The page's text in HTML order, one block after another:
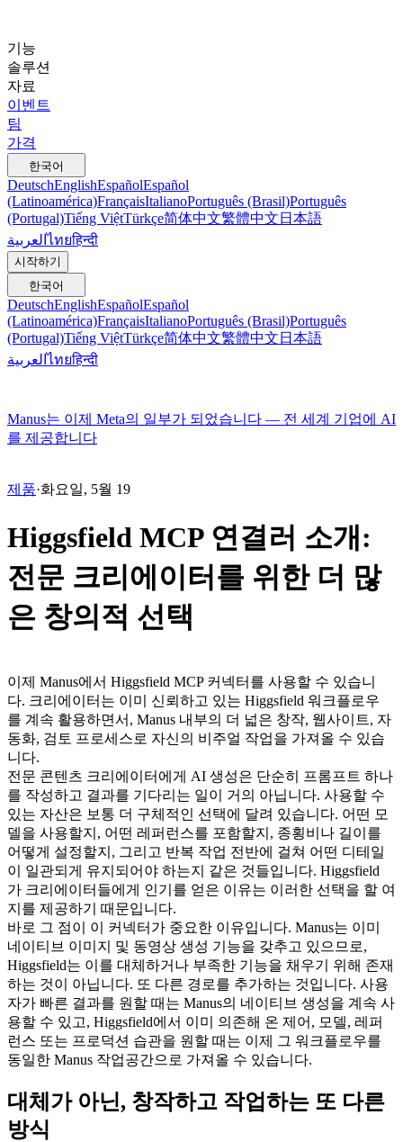
기능
솔루션
자료
이벤트
팀
가격
한국어
DeutschEnglishEspañolEspañol
(Latinoamérica)FrançaisItalianoPortuguês (Brasil)Português
(Portugal)Tiếng ViệtTürkçe简体中文繁體中文 日本語
العربيةไทยहिन्दी
시작하기
한국어
DeutschEnglishEspañolEspañol
(Latinoamérica)FrançaisItalianoPortuguês (Brasil)Português
(Portugal)Tiếng ViệtTürkçe简体中文繁體中文 日本語
العربيةไทยहिन्दी
Manus는 이제 Meta의 일부가 되었습니다 — 전 세계 기업에 AI
를 제공합니다
제품·화요일, 5월 19
Higgsfield MCP 연결러 소개:
전문 크리에이터를 위한 더 많
은 창의적 선택
이제 Manus에서 Higgsfield MCP 커넥터를 사용할 수 있습니
다. 크리에이터는 이미 신뢰하고 있는 Higgsfield 워크플로우
를 계속 활용하면서, Manus 내부의 더 넓은 창작, 웹사이트, 자
동화, 검토 프로세스로 자신의 비주얼 작업을 가져올 수 있습
니다.
전문 콘텐츠 크리에이터에게 AI 생성은 단순히 프롬프트 하나
를 작성하고 결과를 기다리는 일이 거의 아닙니다. 사용할 수
있는 자산은 보통 더 구체적인 선택에 달려 있습니다. 어떤 모
델을 사용할지, 어떤 레퍼런스를 포함할지, 종횡비나 길이를
어떻게 설정할지, 그리고 반복 작업 전반에 걸쳐 어떤 디테일
이 일관되게 유지되어야 하는지 같은 것들입니다. Higgsfield
가 크리에이터들에게 인기를 얻은 이유는 이러한 선택을 할 여
지를 제공하기 때문입니다.
바로 그 점이 이 커넥터가 중요한 이유입니다. Manus는 이미
네이티브 이미지 및 동영상 생성 기능을 갖추고 있으므로,
Higgsfield는 이를 대체하거나 부족한 기능을 채우기 위해 존재
하는 것이 아닙니다. 또 다른 경로를 추가하는 것입니다. 사용
자가 빠른 결과를 원할 때는 Manus의 네이티브 생성을 계속 사
용할 수 있고, Higgsfield에서 이미 의존해 온 제어, 모델, 레퍼
런스 또는 프로덕션 습관을 원할 때는 이제 그 워크플로우를
동일한 Manus 작업공간으로 가져올 수 있습니다.
대체가 아닌, 창작하고 작업하는 또 다른
방식